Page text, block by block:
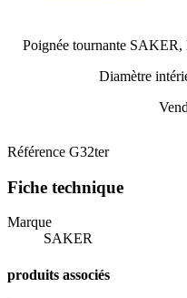
Poignée tournante SAKER,
Diamètre
Référence G32ter
Fiche technique
Marque
SAKER
produits associés